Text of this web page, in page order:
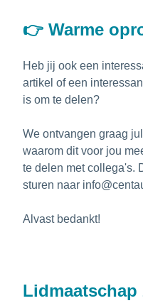
👉 Warme
Heb jij ook een
artikel of een
is om te delen?
We ontvangen graag
waarom dit voor jou
te delen met collega's.
sturen naar
Alvast bedankt!
Lidmaatschap